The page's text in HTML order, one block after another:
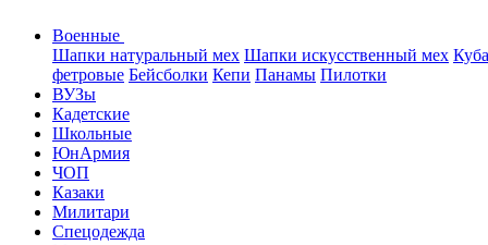
Военные
Шапки натуральный мех Шапки искусственный мех
фетровые Бейсболки Кепи Панамы Пилотки
ВУЗы
Кадетские
Школьные
ЮнАрмия
ЧОП
Казаки
Милитари
Спецодежда